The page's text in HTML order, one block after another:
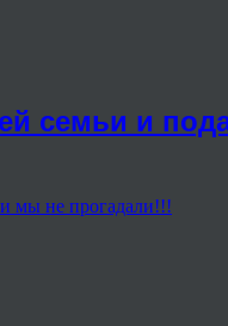
семьи и